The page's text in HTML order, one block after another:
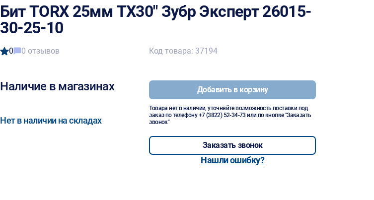
Бит TORX 25мм TX30" Зубр Эксперт 26015-
30-25-10
0 0 отзывов
Наличие в магазинах
Нет в наличии на складах
Код товара: 37194
Добавить в корзину
Товара нет в наличии, уточняйте возможность поставки под
заказ по телефону+7 (3822) 52-34-73 или по кнопке "Заказать
звонок"
Заказать звонок
Нашли ошибку?